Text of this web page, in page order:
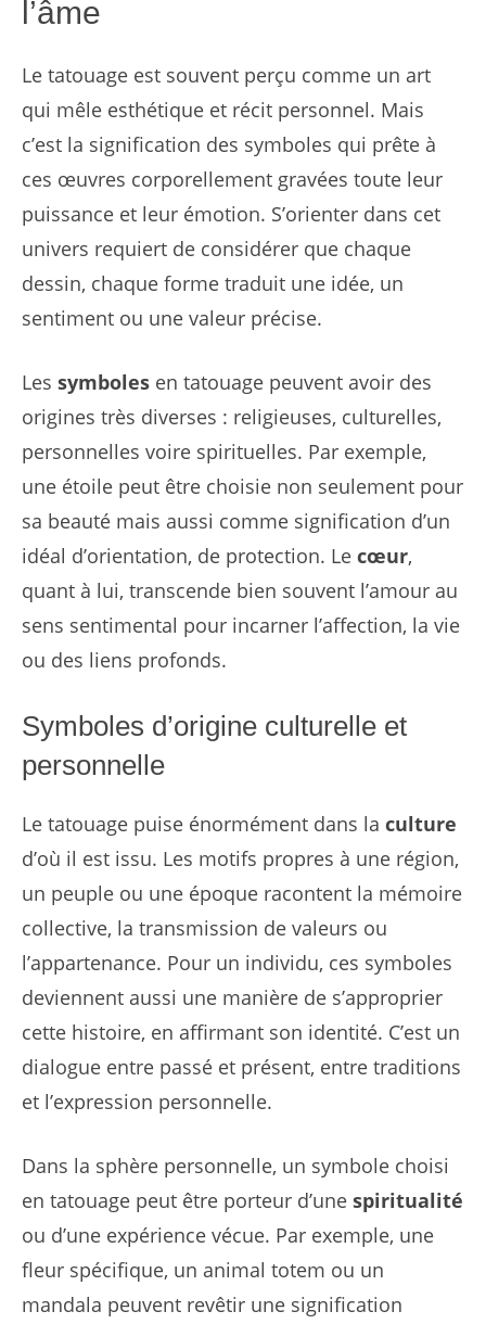
l’âme
Le tatouage est souvent perçu comme un art
qui mêle esthétique et récit personnel. Mais
c’est la signification des symboles qui prête à
ces œuvres corporellement gravées toute leur
puissance et leur émotion. S’orienter dans cet
univers requiert de considérer que chaque
dessin, chaque forme traduit une idée, un
sentiment ou une valeur précise.
Les symboles en tatouage peuvent avoir des
origines très diverses : religieuses, culturelles,
personnelles voire spirituelles. Par exemple,
une étoile peut être choisie non seulement pour
sa beauté mais aussi comme signification d’un
idéal d’orientation, de protection. Le cœur,
quant à lui, transcende bien souvent l’amour au
sens sentimental pour incarner l’affection, la vie
ou des liens profonds.
Symboles d’origine culturelle et
personnelle
Le tatouage puise énormément dans la culture
d’où il est issu. Les motifs propres à une région,
un peuple ou une époque racontent la mémoire
collective, la transmission de valeurs ou
l’appartenance. Pour un individu, ces symboles
deviennent aussi une manière de s’approprier
cette histoire, en affirmant son identité. C’est un
dialogue entre passé et présent, entre traditions
et l’expression personnelle.
Dans la sphère personnelle, un symbole choisi
en tatouage peut être porteur d’une spiritualité
ou d’une expérience vécue. Par exemple, une
fleur spécifique, un animal totem ou un
mandala peuvent revêtir une signification